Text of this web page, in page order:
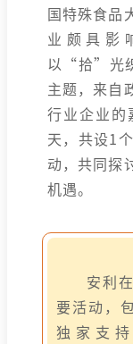
国特殊食品
业颇具影
以“拾”光
主题，来自
行业企业的
天，共设1
动，共同探
机遇。
安利
要活动，
独家支